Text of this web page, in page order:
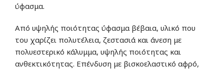
ύφασμα.
Από υψηλής ποιότητας ύφασμα βέβαια, υλικό που
του χαρίζει πολυτέλεια, ζεστασιά και άνεση με
πολυεστερικό κάλυμμα, υψηλής ποιότητας και
ανθεκτικότητας. Επένδυση με βισκοελαστικό αφρό,